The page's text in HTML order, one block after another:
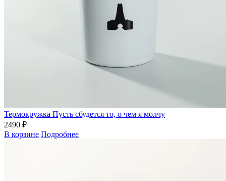
Термокружка Пусть сбудется то, о чем я молчу
2490 ₽
В корзине Подробнее